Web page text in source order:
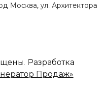
Москва, ул. Архитектора
Разработка
Продаж»